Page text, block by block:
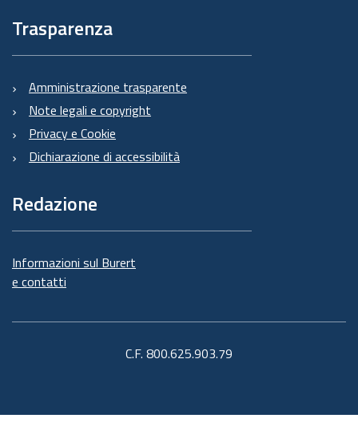
Trasparenza
Amministrazione trasparente
Note legali e copyright
Privacy e Cookie
Dichiarazione di accessibilità
Redazione
Informazioni sul Burert
e contatti
C.F. 800.625.903.79